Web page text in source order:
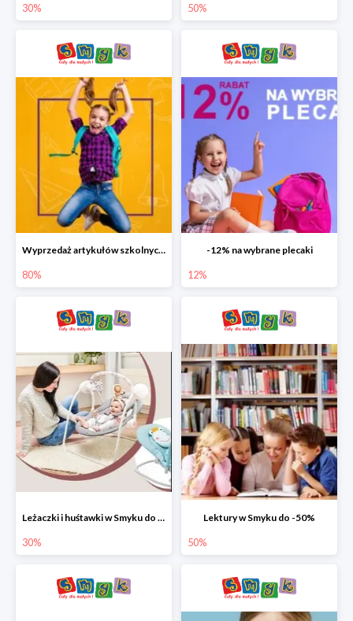
30% 50%
Wyprzedaż artykułów szkolnych w Smyku do -80%
80%
-12% na wybrane plecaki
12%
Leżaczki i huśtawki w Smyku do -30%
30%
Lektury w Smyku do -50%
50%